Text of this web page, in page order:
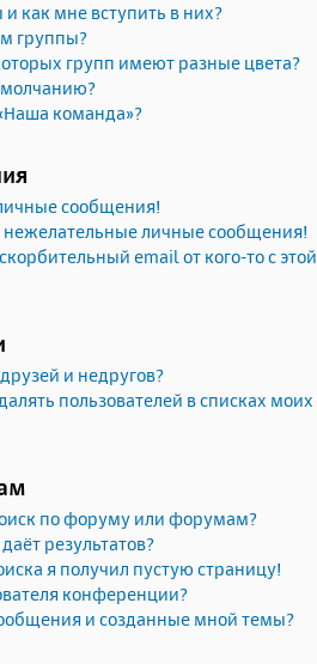
и как мне вступить в них?
группы?
групп имеют разные цвета?
команда»?
сообщения!
нежелательные личные сообщения!
email от кого-то с этой
и недругов?
пользователей в списках моих
по форуму или форумам?
результатов?
я получил пустую страницу!
конференции?
и созданные мной темы?